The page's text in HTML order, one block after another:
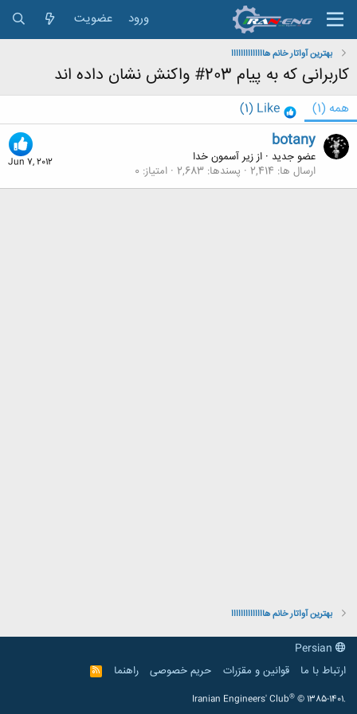
ورود عضویت
بهترین آواتار خانم هاااااااااااااا
کاربرانی که به پیام 203# واکنش نشان داده اند
همه (1)
Like
(1)
Jun 7, 2012
botany
عضو جدید · اززیر آسمون خدا
ارسال ها 2,414 پسندها 2,683 امتیاز 0
بهترین آواتار خانم هاااااااااااااا
ارتباط با ما
قوانین و مقرّرات حریم خصوصی راهنما
R
S
Iranian Engineers' Club® © 1385-1401.